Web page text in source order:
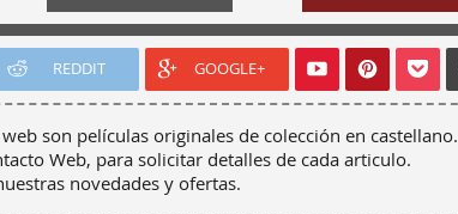
REDDIT GOOGLE+
son películas originales de colección en castellano.
Web, para solicitar detalles de cada articulo.
novedades y ofertas.